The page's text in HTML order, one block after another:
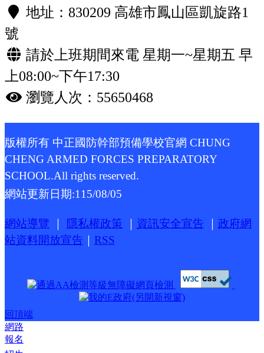
地址：830209 高雄市鳳山區凱旋路1
號
請於上班期間來電 星期一~星期五 早
上08:00~下午17:30
瀏覽人次：55650468
版權所有 中正國防幹部預備學校官網 CHUNG
CHENG ARMED FORCES PREPARATORY
SCHOOL.All rights reserved.
網站更新日期:115/08/05
網站導覽 隱私權政策 資訊安全宣告
政府網
站資料開放宣告
RSS
回頂端
網路
報名